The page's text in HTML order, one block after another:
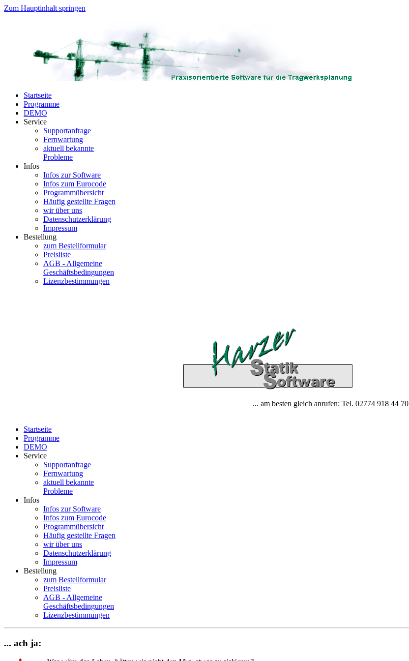
Zum Hauptinhalt springen
Startseite
Programme
DEMO
Service
Supportanfrage
Fernwartung
aktuell bekannte
Probleme
Infos
Infos zur Software
Infos zum Eurocode
Programmübersicht
Häufig gestellte Fragen
wir über uns
Datenschutzerklärung
Impressum
Bestellung
zum Bestellformular
Preisliste
AGB - Allgemeine
Geschäftsbedingungen
Lizenzbestimmungen
... am besten gleich anrufen: Tel. 02774 918 44 70
Startseite
Programme
DEMO
Service
Supportanfrage
Fernwartung
aktuell bekannte
Probleme
Infos
Infos zur Software
Infos zum Eurocode
Programmübersicht
Häufig gestellte Fragen
wir über uns
Datenschutzerklärung
Impressum
Bestellung
zum Bestellformular
Preisliste
AGB - Allgemeine
Geschäftsbedingungen
Lizenzbestimmungen
... ach ja: